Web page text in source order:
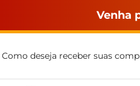
Venha
Como deseja receber suas